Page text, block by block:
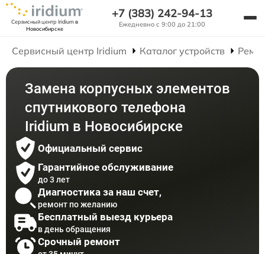
Сервисный центр Iridiumв
Новосибирске
+7 (383) 242-94-13
Ежедневно с 9:00 до 21:00
Сервисный центр Iridium Каталог устройств
Замена корпусных элементов
спутникового телефона
Iridium в Новосибирске
Официальный сервис
Гарантийное обслуживание
до 3 лет
Диагностика за наш счет,
ремонт по желанию
Бесплатный выезд курьера
в день обращения
Срочный ремонт